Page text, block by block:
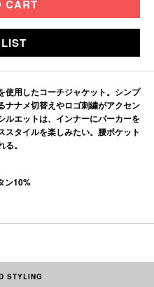
73
77 68 59.5
CART
使用したコーチジャケット。シンプ
ナナメ切替えやロゴ刺繍がアクセン
ルエットは、インナーにパーカーを
タイルを楽しみたい。腰ポケット
。
ン10%
STYLING